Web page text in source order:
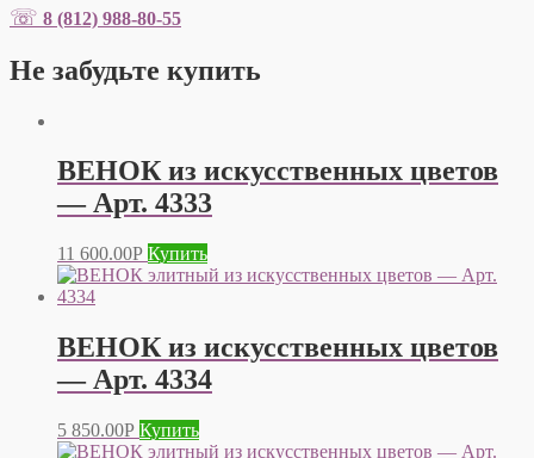
☏ 8 (812) 988-80-55
Не забудьте купить
ВЕНОК из искусственных цветов
— Арт. 4333
11 600.00Р Купить
ВЕНОК из искусственных цветов
— Арт. 4334
5 850.00Р Купить